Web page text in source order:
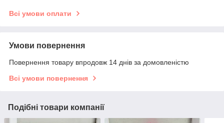
Всі умови оплати
Умови повернення
Повернення товару впродовж 14 днів за домовленістю
Всі умови повернення
Подібні товари компанії